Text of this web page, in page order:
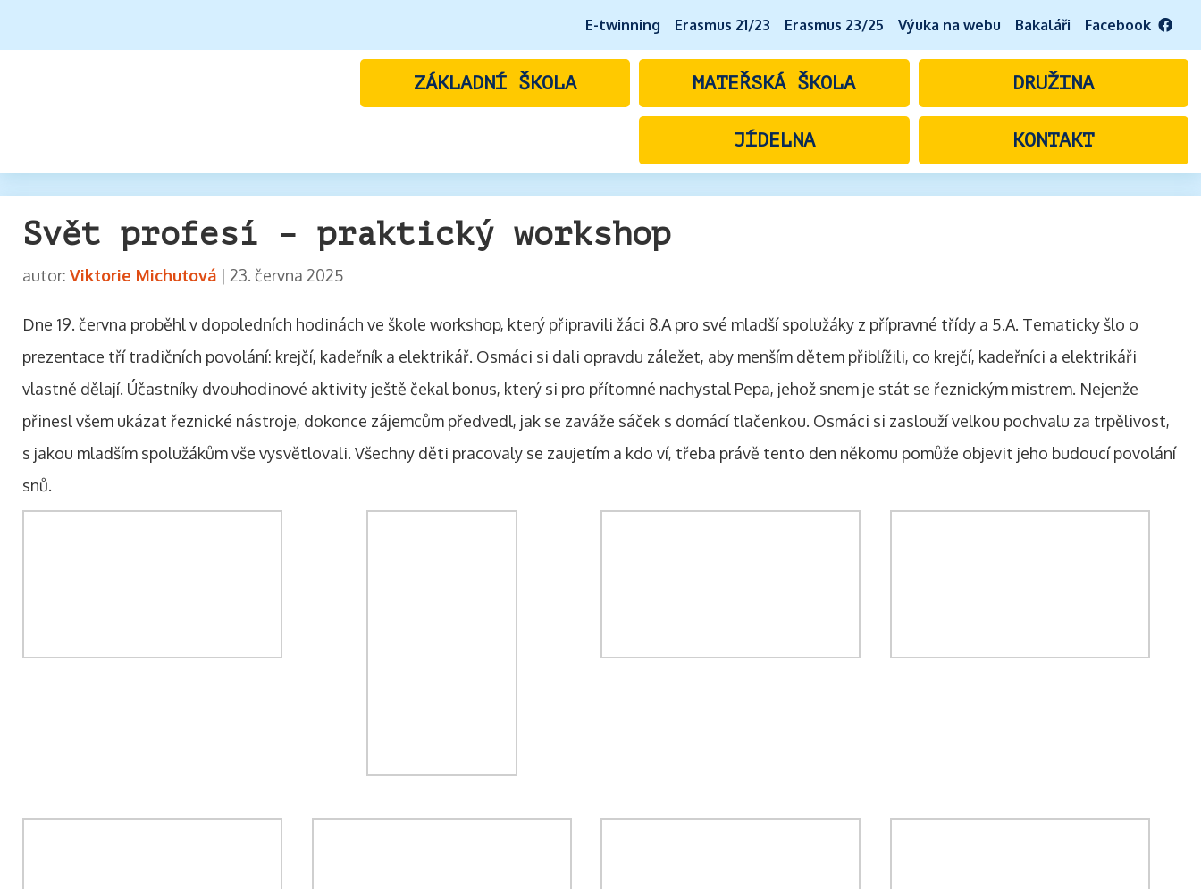
E-twinning Erasmus 21/23 Erasmus 23/25 Výuka na webu Bakaláři Facebook
ZÁKLADNÍ ŠKOLA MATEŘSKÁ ŠKOLA DRUŽINA
JÍDELNA KONTAKT
Svět profesí – praktický workshop
autor: Viktorie Michutová | 23. června 2025
Dne 19. června proběhl v dopoledních hodinách ve škole workshop, který připravili žáci 8.A pro své mladší spolužáky z přípravné třídy a 5.A. Tematicky šlo o
prezentace tří tradičních povolání: krejčí, kadeřník a elektrikář. Osmáci si dali opravdu záležet, aby menším dětem přiblížili, co krejčí, kadeřníci a elektrikáři
vlastně dělají. Účastníky dvouhodinové aktivity ještě čekal bonus, který si pro přítomné nachystal Pepa, jehož snem je stát se řeznickým mistrem. Nejenže
přinesl všem ukázat řeznické nástroje, dokonce zájemcům předvedl, jak se zaváže sáček s domácí tlačenkou. Osmáci si zaslouží velkou pochvalu za trpělivost,
s jakou mladším spolužákům vše vysvětlovali. Všechny děti pracovaly se zaujetím a kdo ví, třeba právě tento den někomu pomůže objevit jeho budoucí povolání
snů.